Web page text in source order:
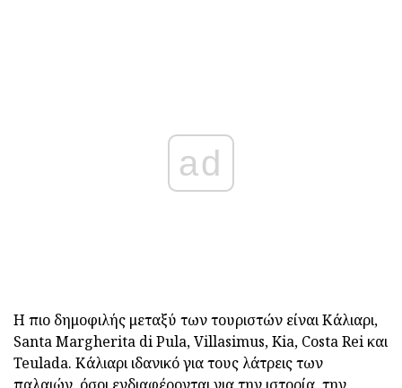
ad
Η πιο δημοφιλής μεταξύ των τουριστών είναι Κάλιαρι,
Santa Margherita di Pula, Villasimus, Kia, Costa Rei και
Teulada. Κάλιαρι ιδανικό για τους λάτρεις των
παλαιών, όσοι ενδιαφέρονται για την ιστορία, την